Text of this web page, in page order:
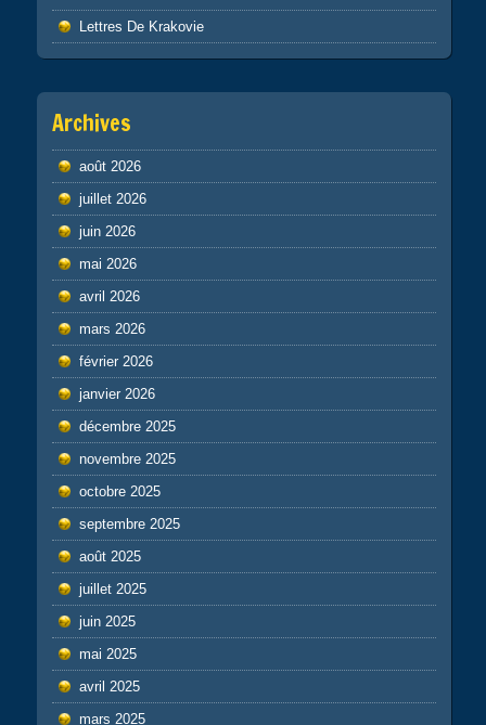
Lettres De Krakovie
Archives
août 2026
juillet 2026
juin 2026
mai 2026
avril 2026
mars 2026
février 2026
janvier 2026
décembre 2025
novembre 2025
octobre 2025
septembre 2025
août 2025
juillet 2025
juin 2025
mai 2025
avril 2025
mars 2025